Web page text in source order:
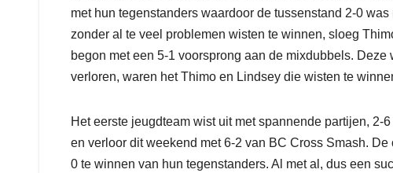
met hun tegenstanders waardoor de tussenstand 2-0
zonder al te veel problemen wisten te winnen, sloeg
begon met een 5-1 voorsprong aan de mixdubbels.
verloren, waren het Thimo en Lindsey die wisten te
Het eerste jeugdteam wist uit met spannende partijen, 2-
en verloor dit weekend met 6-2 van BC Cross Smash.
0 te winnen van hun tegenstanders. Al met al, dus een